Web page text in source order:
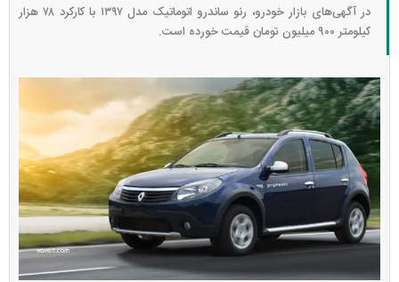
در آگهی‌های بازار خودرو، رنو ساندرو اتوماتیک مدل ۱۳۹۷ با کارکرد ۷۸ هزار
کیلومتر ۹۰۰ میلیون تومان قیمت خورده است.